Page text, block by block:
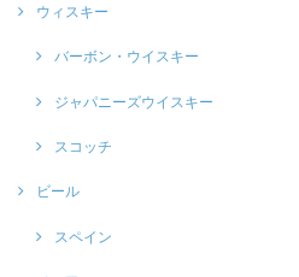
ウィスキー
バーボン・ウイスキー
ジャパニーズウイスキー
スコッチ
ビール
スペイン